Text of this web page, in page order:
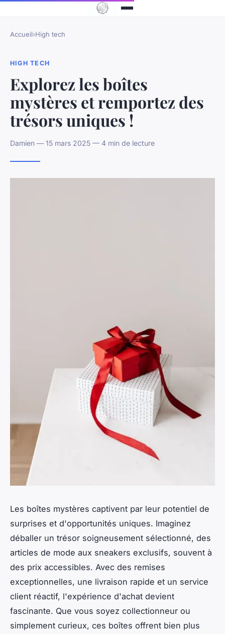
Accueil›High tech
HIGH TECH
Explorez les boîtes
mystères et remportez des
trésors uniques !
Damien — 15 mars 2025 — 4 min de lecture
Les boîtes mystères captivent par leur potentiel de
surprises et d'opportunités uniques. Imaginez
déballer un trésor soigneusement sélectionné, des
articles de mode aux sneakers exclusifs, souvent à
des prix accessibles. Avec des remises
exceptionnelles, une livraison rapide et un service
client réactif, l'expérience d'achat devient
fascinante. Que vous soyez collectionneur ou
simplement curieux, ces boîtes offrent bien plus